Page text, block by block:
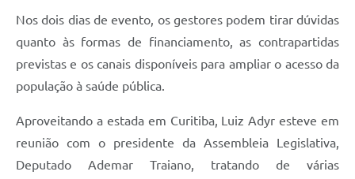
Telefones Prefeitura Municipal
Feriados Municipais
Plantão das Funerárias
Recebimento de Recursos
Nos dois dias de evento, os gestores podem tirar dúvidas
quanto às formas de financiamento, as contrapartidas
previstas e os canais disponíveis para ampliar o acesso da
população à saúde pública.
Aproveitando a estada em Curitiba, Luiz Adyr esteve em
reunião com o presidente da Assembleia Legislativa,
Deputado Ademar Traiano, tratando de várias